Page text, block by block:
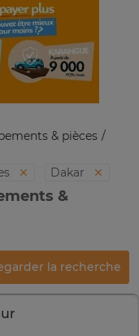
& pièces
Dakar
&
la recherche